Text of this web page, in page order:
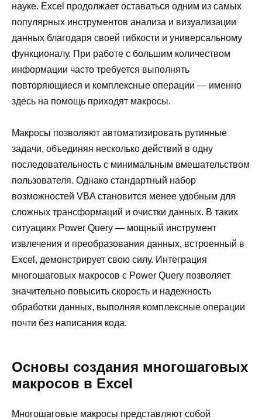
науке. Excel продолжает оставаться одним из самых
популярных инструментов анализа и визуализации
данных благодаря своей гибкости и универсальному
функционалу. При работе с большим количеством
информации часто требуется выполнять
повторяющиеся и комплексные операции — именно
здесь на помощь приходят макросы.
Макросы позволяют автоматизировать рутинные
задачи, объединяя несколько действий в одну
последовательность с минимальным вмешательством
пользователя. Однако стандартный набор
возможностей VBA становится менее удобным для
сложных трансформаций и очистки данных. В таких
ситуациях Power Query — мощный инструмент
извлечения и преобразования данных, встроенный в
Excel, демонстрирует свою силу. Интеграция
многошаговых макросов с Power Query позволяет
значительно повысить скорость и надежность
обработки данных, выполняя комплексные операции
почти без написания кода.
Основы создания многошаговых
макросов в Excel
Многошаговые макросы представляют собой